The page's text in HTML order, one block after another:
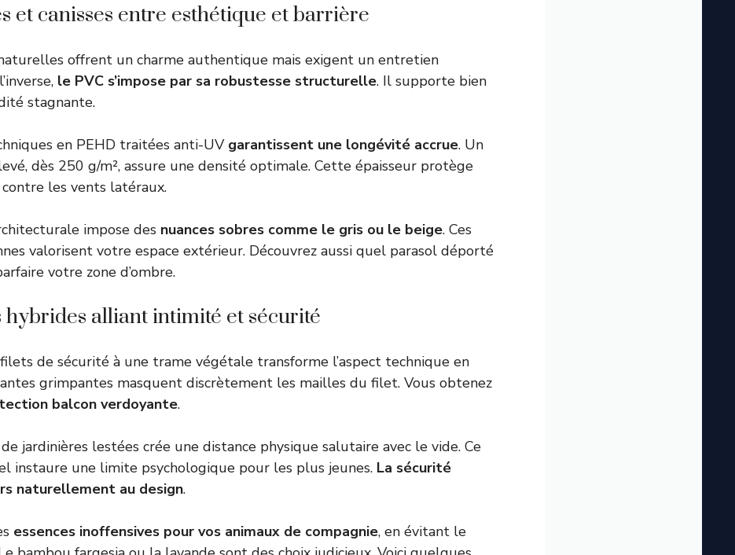
et canisses entre esthétique et barrière
naturelles offrent un charme authentique mais exigent un entretien
le PVC s’impose par sa robustesse structurelle. Il supporte bien
stagnante.
en PEHD traitées anti-UV garantissent une longévité accrue. Un
dès 250 g/m², assure une densité optimale. Cette épaisseur protège
les vents latéraux.
impose des nuances sobres comme le gris ou le beige. Ces
valorisent votre espace extérieur. Découvrez aussi quel parasol déporté
votre zone d’ombre.
hybrides alliant intimité et sécurité
de sécurité à une trame végétale transforme l’aspect technique en
grimpantes masquent discrètement les mailles du filet. Vous obtenez
balcon verdoyante.
jardinières lestées crée une distance physique salutaire avec le vide. Ce
instaure une limite psychologique pour les plus jeunes. La sécurité
naturellement au design.
essences inoffensives pour vos animaux de compagnie, en évitant le